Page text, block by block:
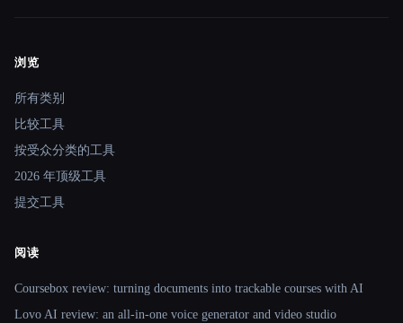
Site navigation
浏览
所有类别
比较工具
按受众分类的工具
2026 年顶级工具
提交工具
阅读
Coursebox review: turning documents into trackable courses with AI
Lovo AI review: an all-in-one voice generator and video studio